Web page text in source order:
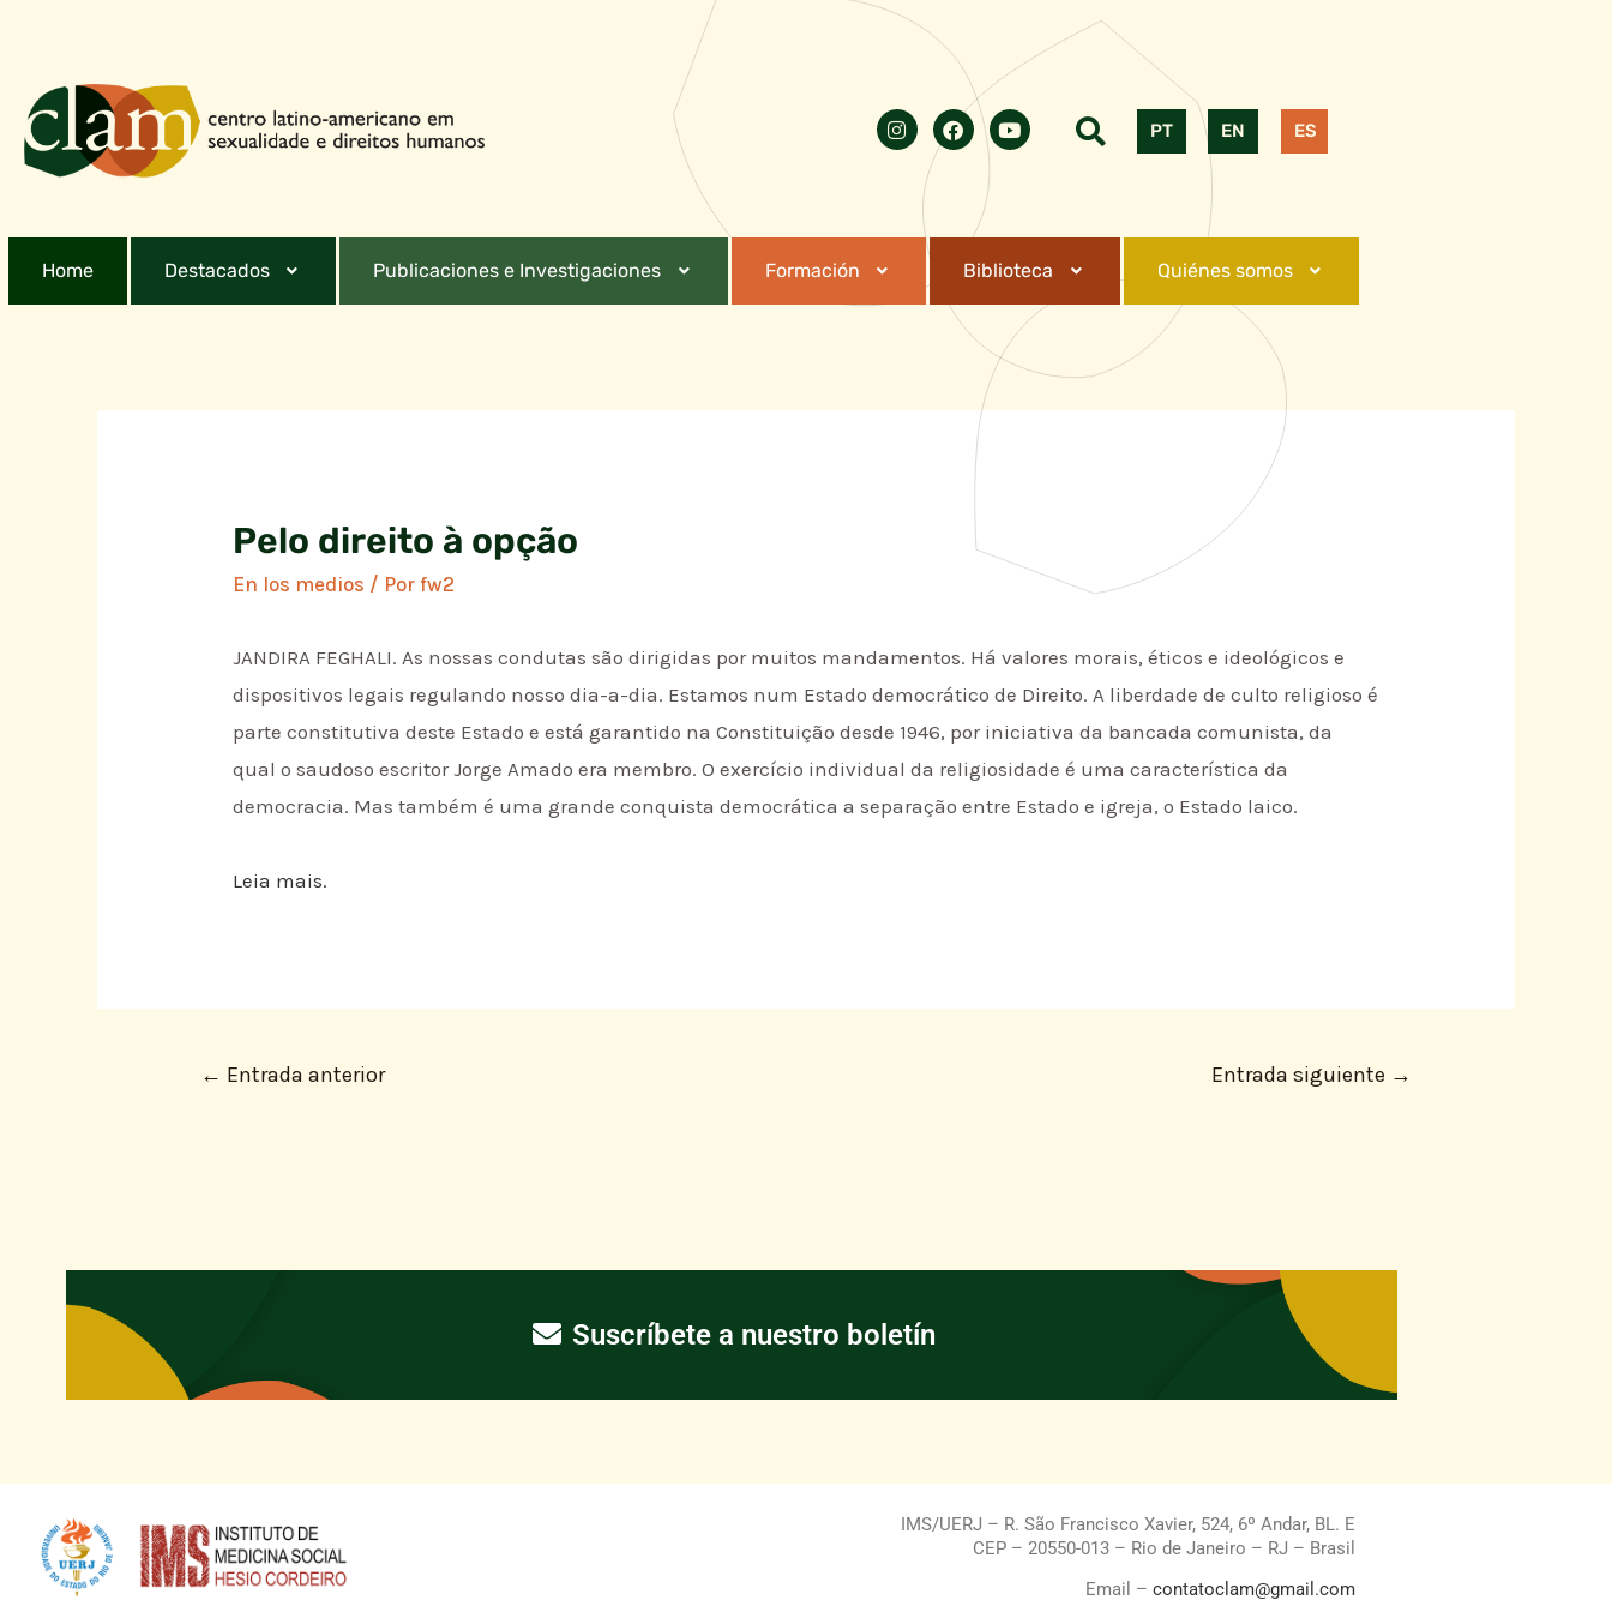
PT EN ES
Home Destacados Publicaciones e Investigaciones Formación Biblioteca Quiénes somos
Pelo direito à opção
En los medios / Porfw2
JANDIRA FEGHALI. As nossas condutas são dirigidas por muitos mandamentos. Há valores morais, éticos e ideológicos e
dispositivos legais regulando nosso dia-a-dia. Estamos num Estado democrático de Direito. A liberdade de culto religioso é
parte constitutiva deste Estado e está garantido na Constituição desde 1946, por iniciativa da bancada comunista, da
qual o saudoso escritor Jorge Amado era membro. O exercício individual da religiosidade é uma característica da
democracia. Mas também é uma grande conquista democrática a separação entre Estado e igreja, o Estado laico.
Leia mais.
← Entrada anterior Entrada siguiente →
Suscríbete a nuestro boletín
IMS/UERJ – R. São Francisco Xavier, 524, 6º Andar, BL. E
CEP – 20550-013 – Rio de Janeiro – RJ – Brasil
Email – contatoclam@gmail.com